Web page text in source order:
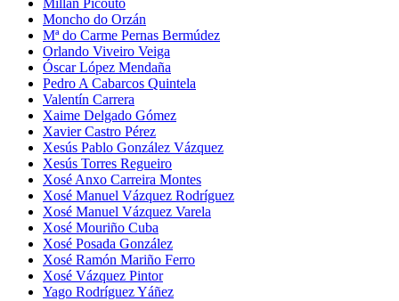
Millán Picouto
Moncho do Orzán
Mª do Carme Pernas Bermúdez
Orlando Viveiro Veiga
Óscar López Mendaña
Pedro A Cabarcos Quintela
Valentín Carrera
Xaime Delgado Gómez
Xavier Castro Pérez
Xesús Pablo González Vázquez
Xesús Torres Regueiro
Xosé Anxo Carreira Montes
Xosé Manuel Vázquez Rodríguez
Xosé Manuel Vázquez Varela
Xosé Mouriño Cuba
Xosé Posada González
Xosé Ramón Mariño Ferro
Xosé Vázquez Pintor
Yago Rodríguez Yáñez